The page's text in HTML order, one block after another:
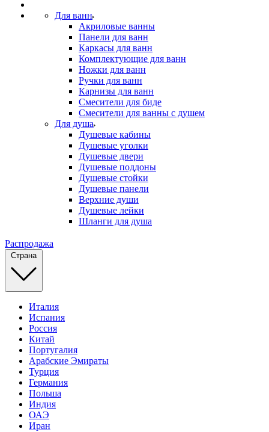
Для ванн
Акриловые ванны
Панели для ванн
Каркасы для ванн
Комплектующие для ванн
Ножки для ванн
Ручки для ванн
Карнизы для ванн
Смесители для биде
Смесители для ванны с душем
Для душа
Душевые кабины
Душевые уголки
Душевые двери
Душевые поддоны
Душевые стойки
Душевые панели
Верхние души
Душевые лейки
Шланги для душа
Распродажа
Страна
Италия
Испания
Россия
Китай
Португалия
Арабские Эмираты
Турция
Германия
Польша
Индия
ОАЭ
Иран